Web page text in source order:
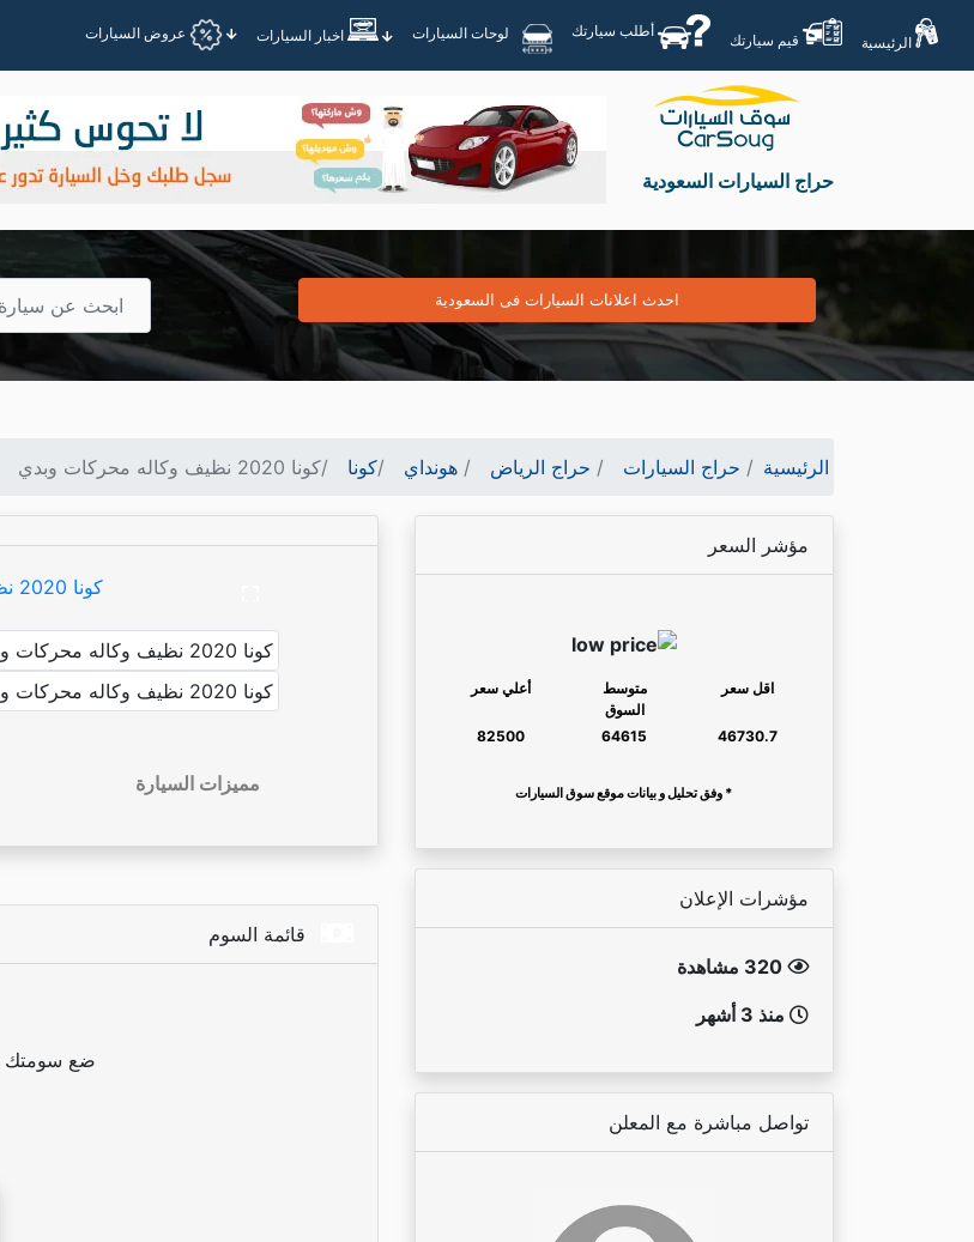
اخبار السيارات أطلب سيارتك
الرئيسية
حراج السيارات السعودية
احدث اعلانات السيارات فى السعودية
الرئيسية حراج السيارات حراج الرياض هونداي كونا كونا 2020 نظيف وكاله محركات وبدي
مميزات السيارة
ضع سومتك
مؤشر السعر
اقل سعر
متوسط
السوق
أعلي سعر
46730.7
64615
82500
* وفق تحليل و بيانات موقع سوق السيارات
مؤشرات الإعلان
منذ 3 أشهر
تواصل مباشرة مع المعلن